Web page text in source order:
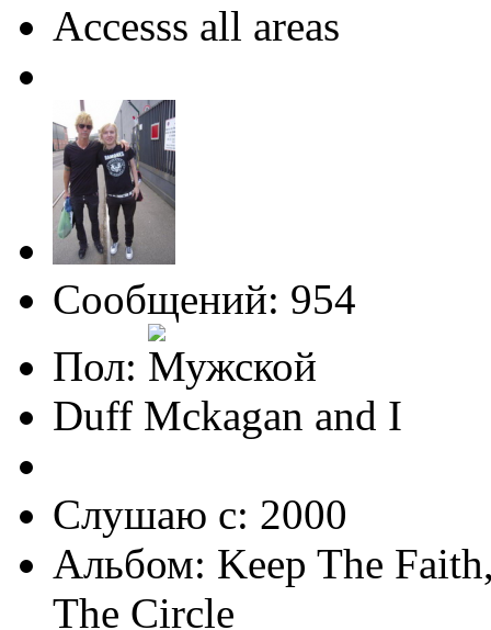
Accesss all areas
Сообщений: 954
Пол:
Duff Mckagan and I
Слушаю с: 2000
Альбом: Keep The
The Circle